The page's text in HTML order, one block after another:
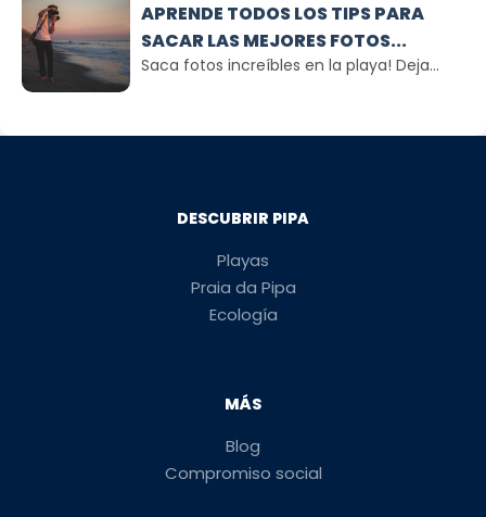
APRENDE TODOS LOS TIPS PARA
SACAR LAS MEJORES FOTOS...
Saca fotos increíbles en la playa! Deja...
DESCUBRIR PIPA
Playas
Praia da Pipa
Ecología
MÁS
Blog
Compromiso social